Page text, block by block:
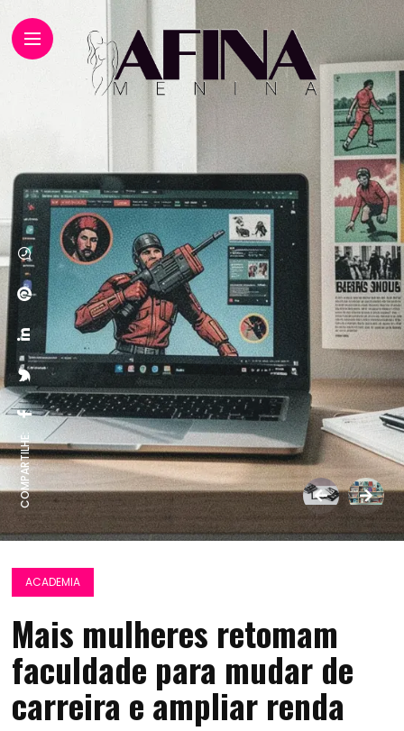
COMPARTILHE:
ACADEMIA
Mais mulheres retomam
faculdade para mudar de
carreira e ampliar renda